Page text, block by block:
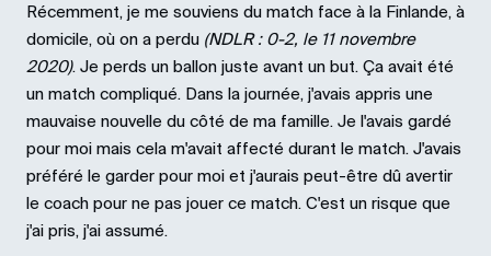
Récemment, je me souviens du match face à la Finlande, à
domicile, où on a perdu (NDLR : 0-2, le 11 novembre
2020). Je perds un ballon juste avant un but. Ça avait été
un match compliqué. Dans la journée, j'avais appris une
mauvaise nouvelle du côté de ma famille. Je l'avais gardé
pour moi mais cela m'avait affecté durant le match. J'avais
préféré le garder pour moi et j'aurais peut-être dû avertir
le coach pour ne pas jouer ce match. C'est un risque que
j'ai pris, j'ai assumé.